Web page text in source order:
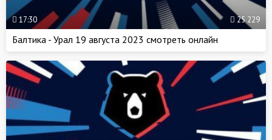
Балтика - Урал 19 августа 2023 смотреть онлайн
25 229
17:30